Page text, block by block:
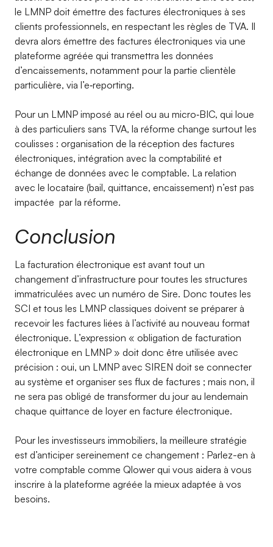
le LMNP doit émettre des factures électroniques à ses
clients professionnels, en respectant les règles de TVA. Il
devra alors émettre des factures électroniques via une
plateforme agréée qui transmettra les données
d’encaissements, notamment pour la partie clientèle
particulière, via l’e‑reporting.
Pour un LMNP imposé au réel ou au micro‑BIC, qui loue
à des particuliers sans TVA, la réforme change surtout les
coulisses : organisation de la réception des factures
électroniques, intégration avec la comptabilité et
échange de données avec le comptable. La relation
avec le locataire (bail, quittance, encaissement) n’est pas
impactée par la réforme.
Conclusion
La facturation électronique est avant tout un
changement d’infrastructure pour toutes les structures
immatriculées avec un numéro de Sire. Donc toutes les
SCI et tous les LMNP classiques doivent se préparer à
recevoir les factures liées à l’activité au nouveau format
électronique. L’expression « obligation de facturation
électronique en LMNP » doit donc être utilisée avec
précision : oui, un LMNP avec SIREN doit se connecter
au système et organiser ses flux de factures ; mais non, il
ne sera pas obligé de transformer du jour au lendemain
chaque quittance de loyer en facture électronique.
Pour les investisseurs immobiliers, la meilleure stratégie
est d’anticiper sereinement ce changement : Parlez-en à
votre comptable comme Qlower qui vous aidera à vous
inscrire à la plateforme agréée la mieux adaptée à vos
besoins.